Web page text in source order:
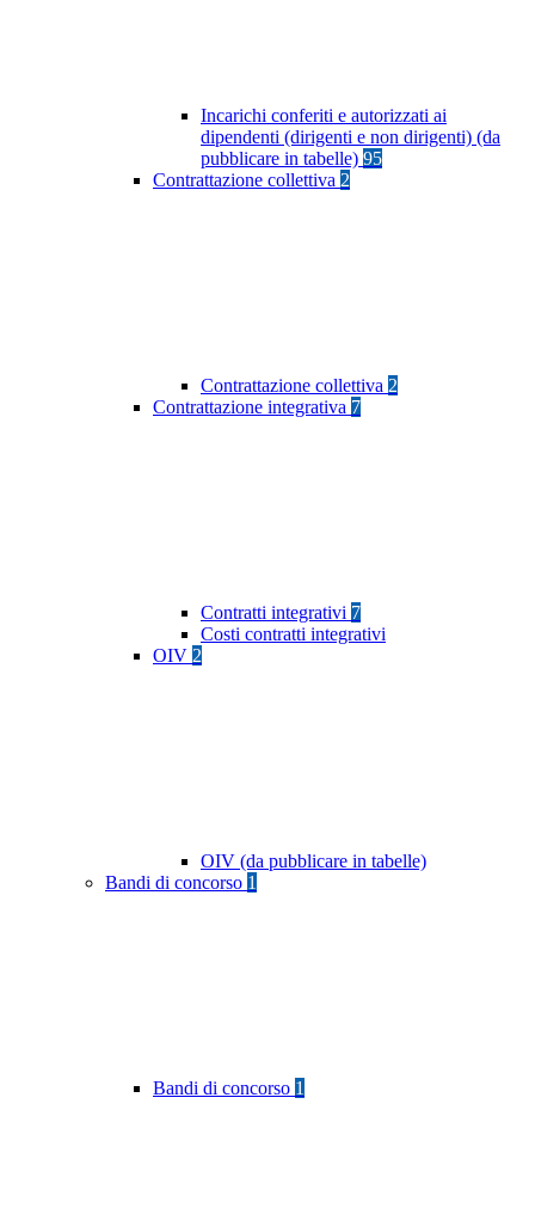
Incarichi conferiti e autorizzati ai
dipendenti (dirigenti e non dirigenti) (da
pubblicare in tabelle) 95
Contrattazione collettiva 2
Contrattazione collettiva 2
Contrattazione integrativa 7
Contratti integrativi 7
Costi contratti integrativi
OIV 2
OIV (da pubblicare in tabelle)
Bandi di concorso 1
Bandi di concorso 1